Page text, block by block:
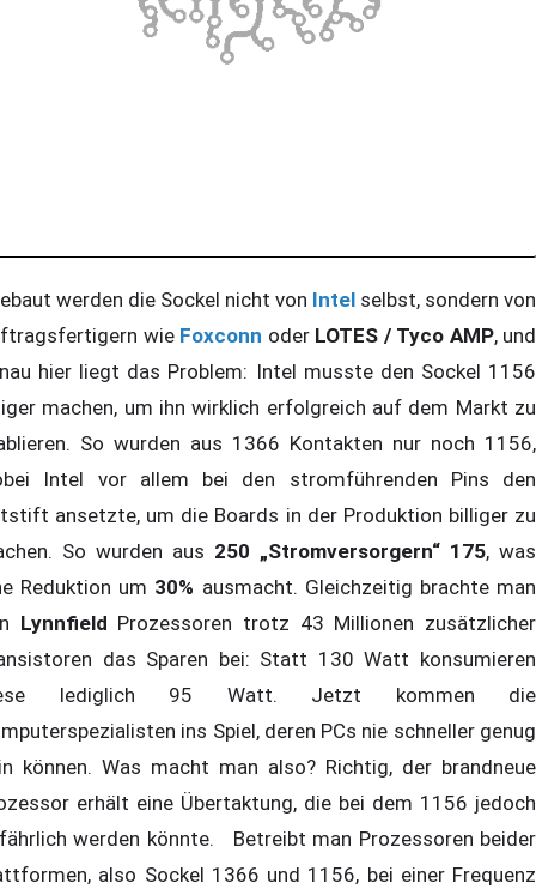
werden die Sockel nicht von Intel selbst, sondern von
wie Foxconn oder LOTES / Tyco AMP, und
hier liegt das Problem: Intel musste den Sockel 1156
machen, um ihn wirklich erfolgreich auf dem Markt zu
So wurden aus 1366 Kontakten nur noch 1156,
Intel vor allem bei den stromführenden Pins den
ansetzte, um die Boards in der Produktion billiger zu
So wurden aus 250 „Stromversorgern“ 175, was
Reduktion um 30% ausmacht. Gleichzeitig brachte man
Lynnfield Prozessoren trotz 43 Millionen zusätzlicher
das Sparen bei: Statt 130 Watt konsumieren
lediglich 95 Watt. Jetzt kommen die
ins Spiel, deren PCs nie schneller genug
können. Was macht man also? Richtig, der brandneue
erhält eine Übertaktung, die bei dem 1156 jedoch
werden könnte. Betreibt man Prozessoren beider
also Sockel 1366 und 1156, bei einer Frequenz